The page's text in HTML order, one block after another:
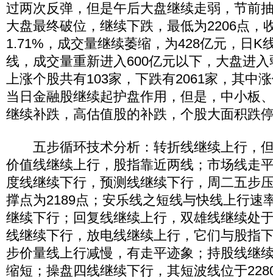
过两次反弹，但是午后大盘继续走弱，节前
大盘最终破位，继续下跌，最低为2206点，
1.71%，成交量继续萎缩，为428亿元，日K
线，成交量重新进入600亿元以下，大盘进
上涨个股共有103家，下跌有2061家，其中
当日金融股继续起护盘作用，但是，中小板
继续补跌，高估值股的补跌，个股大面积跌
五步循环技术分析：转折线继续上行，
价值线继续上行，股指靠近两线；市场线走
度线继续下行，预测线继续下行，周二五步
撑点为2189点；安乐线之短线与快线上行速
继续下行；回复线继续上行，双雄线继续处
线继续下行，放电线继续上行，它们与股指
步价量线上行减慢，有走平迹象；持股线继
缩短；操盘四线继续下行，其短波线位于